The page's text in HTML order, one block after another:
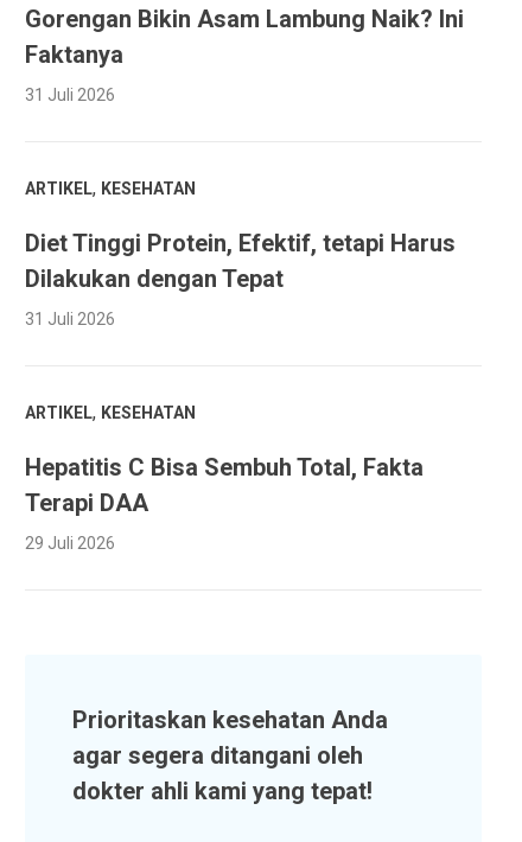
Gorengan Bikin Asam Lambung Naik? Ini
Faktanya
31 Juli 2026
ARTIKEL, KESEHATAN
Diet Tinggi Protein, Efektif, tetapi Harus
Dilakukan dengan Tepat
31 Juli 2026
ARTIKEL, KESEHATAN
Hepatitis C Bisa Sembuh Total, Fakta
Terapi DAA
29 Juli 2026
Prioritaskan kesehatan Anda
agar segera ditangani oleh
dokter ahli kami yang tepat!